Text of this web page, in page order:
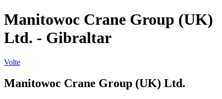
Manitowoc Crane Group (UK)
Ltd. - Gibraltar
Volte
Manitowoc Crane Group (UK) Ltd.